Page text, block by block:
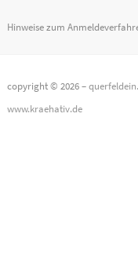
Hinweise zum
copyright © 2026 –
www.kraehativ.de